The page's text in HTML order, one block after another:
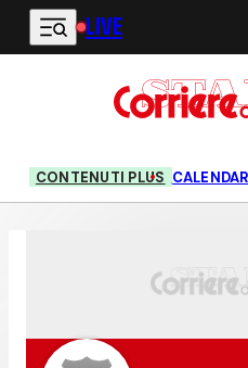
Vai al contenuto principale
LIVE
CONTENUTI PLUS